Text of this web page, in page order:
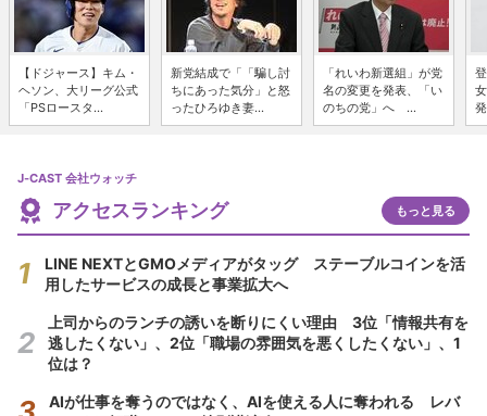
【ドジャース】キム・
ヘソン、大リーグ公式
「PSロースタ...
新党結成で「「騙し討
ちにあった気分」と怒
ったひろゆき妻...
「れいわ新選組」が党
名の変更を発表、「い
のちの党」へ ...
J-CAST 会社ウォッチ
アクセスランキング もっと見る
LINE NEXTとGMOメディアがタッグ ステーブルコインを活
用したサービスの成長と事業拡大へ
上司からのランチの誘いを断りにくい理由 3位「情報共有を
逃したくない」、2位「職場の雰囲気を悪くしたくない」、1
位は？
AIが仕事を奪うのではなく、AIを使える人に奪われる レバ